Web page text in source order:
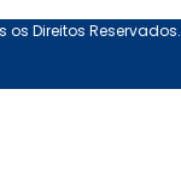
os Direitos Reservados.